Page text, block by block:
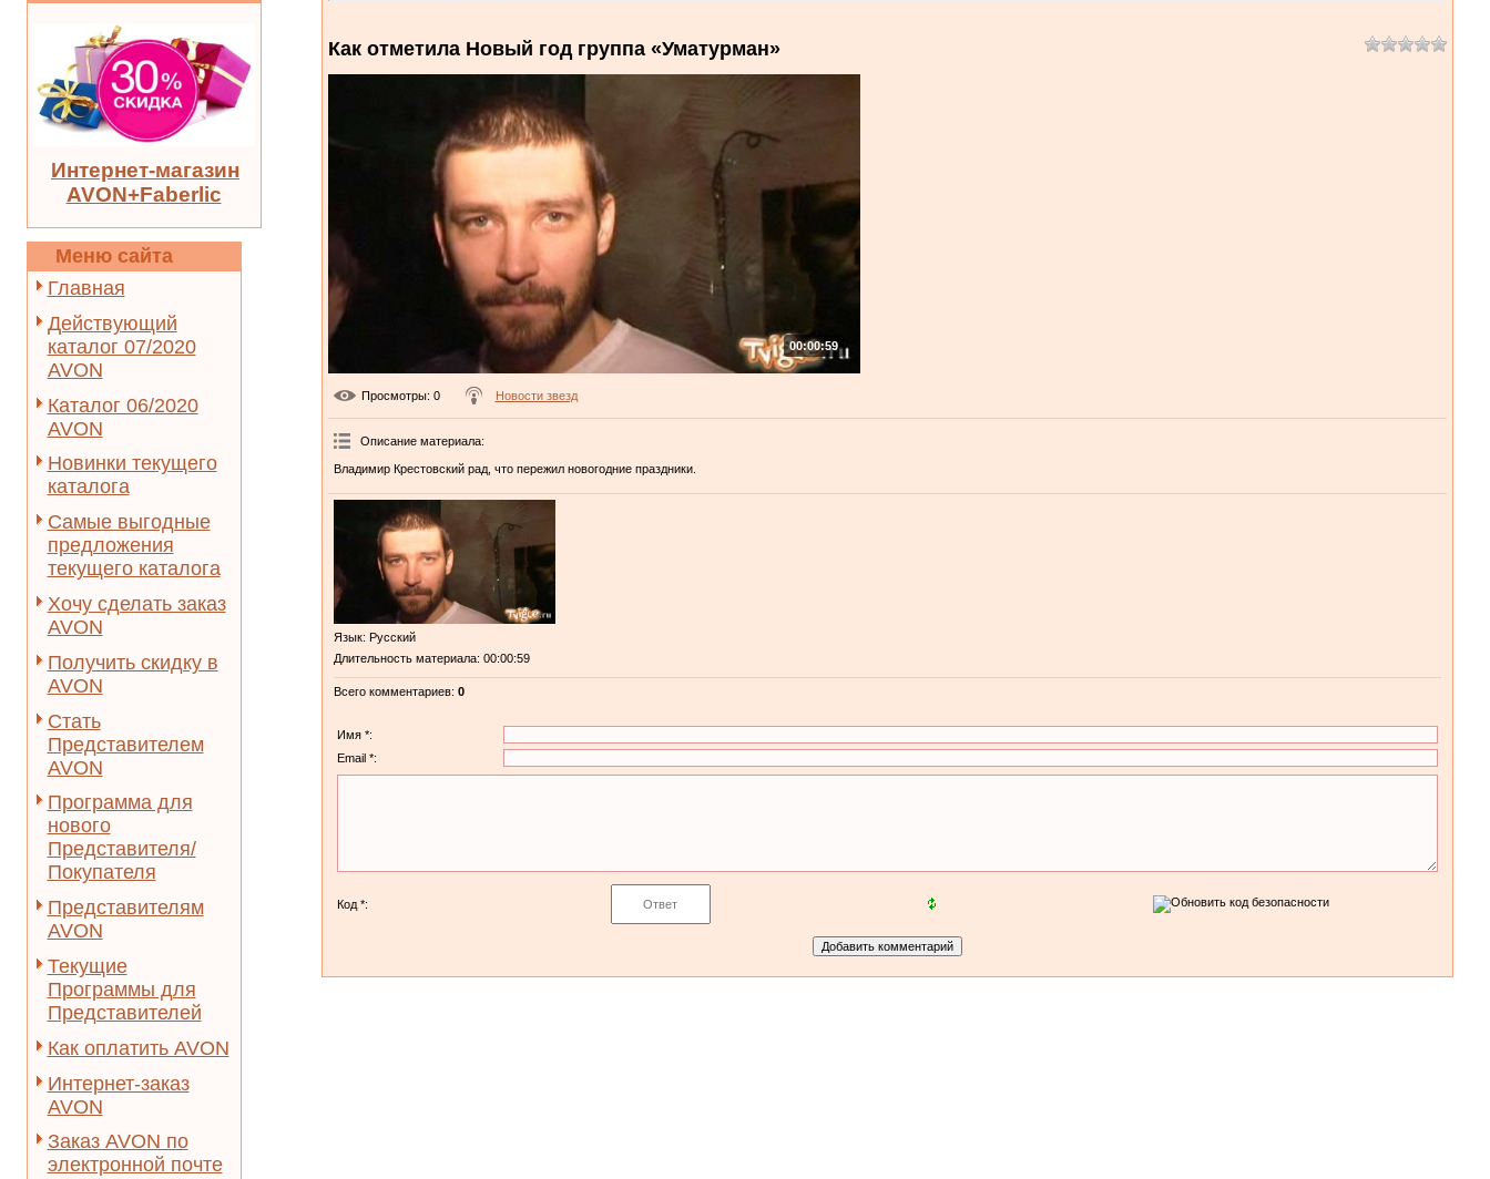
Интернет-магазин
AVON+Faberlic
Меню сайта
Главная
Действующий
каталог 07/2020
AVON
Каталог 06/2020
AVON
Новинки текущего
каталога
Самые выгодные
предложения
текущего каталога
Хочу сделать заказ
AVON
Получить скидку в
AVON
Стать
Представителем
AVON
Программа для
нового
Представителя/
Покупателя
Представителям
AVON
Текущие
Программы для
Представителей
Как оплатить AVON
Интернет-заказ
AVON
Заказ AVON по
электронной почте
Как отметила Новый год группа «Уматурман»
00:00:59
Просмотры: 0 Новости звезд
Описание материала:
Владимир Крестовский рад, что пережил новогодние праздники.
Язык: Русский
Длительность материала: 00:00:59
Всего комментариев: 0
Имя *:
Email *:
Код *: